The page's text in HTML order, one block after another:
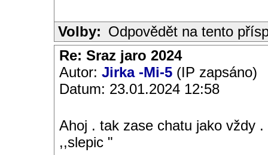
Volby: Odpovědět na tento
Re: Sraz jaro 2024
Autor: Jirka -Mi-5 (IP zapsáno)
Datum: 23.01.2024 12:58
Ahoj . tak zase chatu jako vždy
,,slepic "